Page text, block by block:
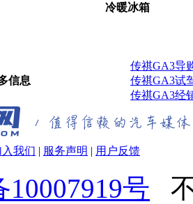
冷暖冰箱
信息
传祺GA3导
传祺GA3试
传祺GA3经
入我们 | 服务声明 | 用户反馈
10007919号